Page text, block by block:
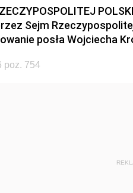
Sejm
posła Wojciecha
poz. 754